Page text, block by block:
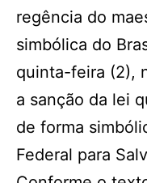
regência do
simbólica do
quinta-feira (2),
a sanção da lei
de forma
Federal para